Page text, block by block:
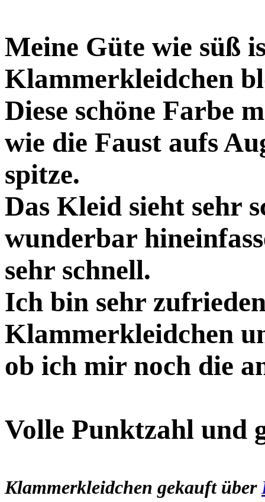
Meine Güte wie süß
Klammerkleidchen
Diese schöne Farbe
wie die Faust aufs
spitze.
Das Kleid sieht sehr
wunderbar
sehr schnell.
Ich bin sehr
Klammerkleidchen
ob ich mir noch die
Volle Punktzahl und
Klammerkleidchen gekauft über